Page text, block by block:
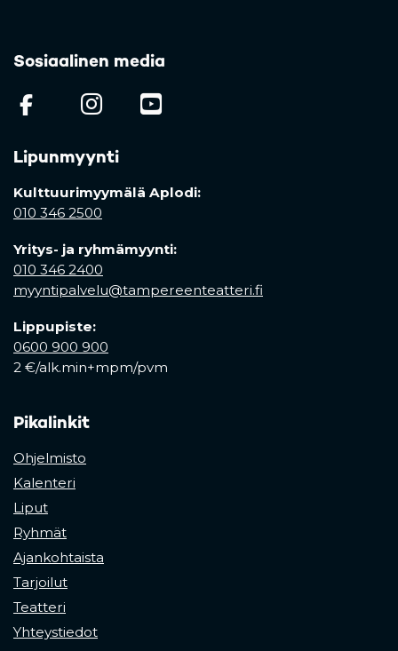
Sosiaalinen media
(opens in a new tab)
(opens in a new tab)
Lipunmyynti
Kulttuurimyymälä Aplodi:
010 346 2500
Yritys- ja ryhmämyynti:
010 346 2400
myyntipalvelu@tampereenteatteri.fi
Lippupiste:
0600 900 900
2 €/alk.min+mpm/pvm
Pikalinkit
Ohjelmisto
Kalenteri
Liput
Ryhmät
Ajankohtaista
Tarjoilut
Teatteri
Yhteystiedot